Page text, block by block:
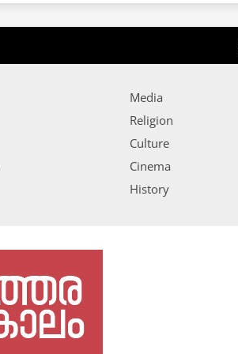
Media
Religion
Culture
Cinema
History